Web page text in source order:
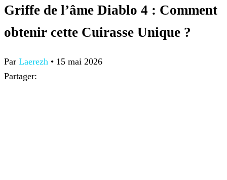
Griffe de l’âme Diablo 4 : Comment
obtenir cette Cuirasse Unique ?
Par Laerezh • 15 mai 2026
Partager: